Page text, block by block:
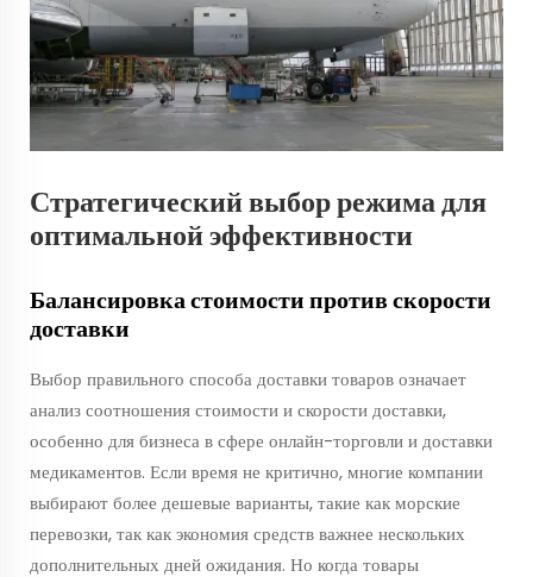
Стратегический выбор режима для
оптимальной эффективности
Балансировка стоимости против скорости
доставки
Выбор правильного способа доставки товаров означает
анализ соотношения стоимости и скорости доставки,
особенно для бизнеса в сфере онлайн-торговли и доставки
медикаментов. Если время не критично, многие компании
выбирают более дешевые варианты, такие как морские
перевозки, так как экономия средств важнее нескольких
дополнительных дней ожидания. Но когда товары